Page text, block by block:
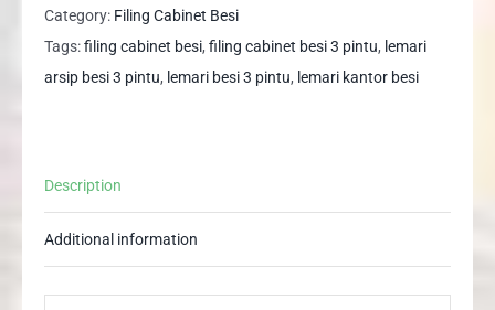
Pintu
BASEL
SM
quantity
Category: Filing Cabinet Besi
Tags:filing cabinet besi, filing cabinet besi 3 pintu, lemari
arsip besi 3 pintu, lemari besi 3 pintu, lemari kantor besi
Description
Additional information